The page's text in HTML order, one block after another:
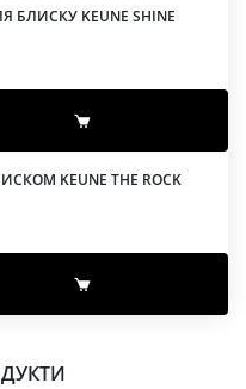
KEUNE SHINE
KEUNE THE ROCK